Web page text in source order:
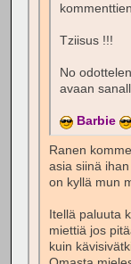
Tziisus !!!
No
avaan
Barbie
Ranen
asia siinä
on kyllä mun
Itellä paluuta
miettiä jos
kuin